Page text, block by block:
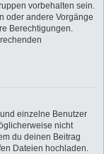
vorbehalten sein.
oder andere Vorgänge
Berechtigungen.
einzelne Benutzer
nicht
du deinen Beitrag
Dateien hochladen.